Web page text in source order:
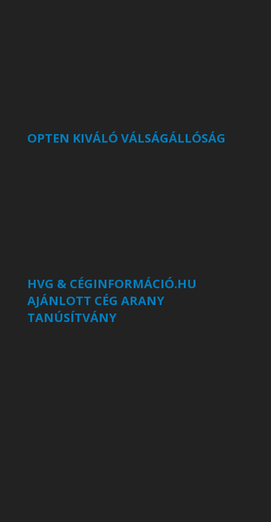
OPTEN KIVÁLÓ VÁLSÁGÁLLÓSÁG
HVG & CÉGINFORMÁCIÓ.HU
AJÁNLOTT CÉG ARANY
TANÚSÍTVÁNY